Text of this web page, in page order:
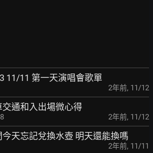
11/11 第一天演唱會歌單
2年前, 11/12
交通和入出場微心得
2年前, 11/12
今天忘記兌換水壺 明天還能換嗎
2年前, 11/11